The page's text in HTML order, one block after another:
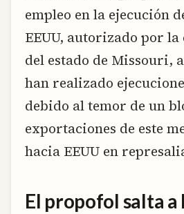
empleo en la ejecución
EEUU, autorizado por
del estado de Missouri,
han realizado
debido al temor de un
exportaciones de este
hacia EEUU en
El propofol salta a